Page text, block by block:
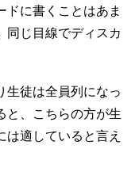
ドに書くことはあま
同じ目線でディスカ
生徒は全員列になっ
と、こちらの方が生
適していると言え